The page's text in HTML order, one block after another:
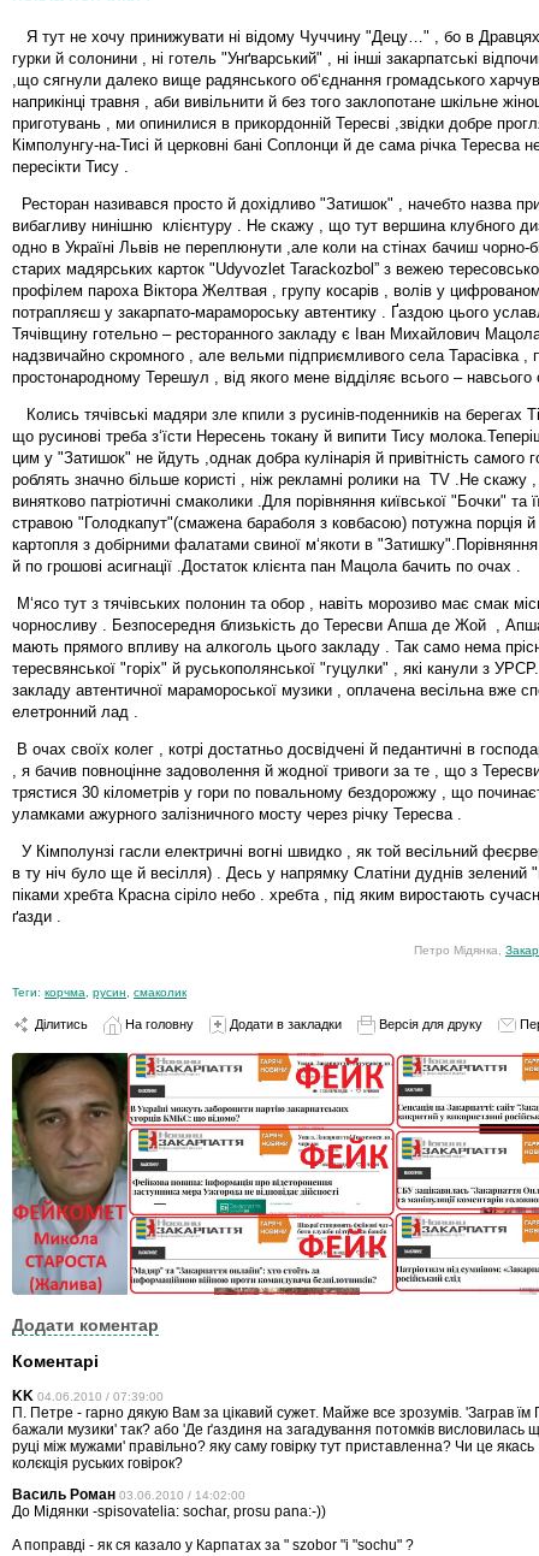
Я тут не хочу принижувати ні відому Чуччину "Децу…" , бо в
гурки й солонини , ні готель "Унґварський" , ні інші закарпатські
,що сягнули далеко вище радянського об‘єднання громадського
наприкінці травня , аби вивільнити й без того заклопотане шкільне
приготувань , ми опинилися в прикордонній Тересві ,звідки добре
Кімполунгу-на-Тисі й церковні бані Соплонци й де сама річка Тересва
пересікти Тису .
Ресторан називався просто й дохідливо "Затишок" , начебто назва
вибагливу нинішню клієнтуру . Не скажу , що тут вершина клубного
одно в Україні Львів не переплюнути ,але коли на стінах бачиш чорно-
старих мадярських карток "Udyvozlet Tarackozbol” з вежею
профілем пароха Віктора Желтвая , групу косарів , волів у
потрапляєш у закарпато-марамороську автентику . Ґаздою цього
Тячівщину готельно – ресторанного закладу є Іван Михайлович
надзвичайно скромного , але вельми підприємливого села Тарасівка ,
простонародному Терешул , від якого мене відділяє всього – навсього
Колись тячівські мадяри зле кпили з русинів-поденників на берегах
що русинові треба з‘їсти Нересень токану й випити Тису
цим у "Затишок" не йдуть ,однак добра кулінарія й привітність самого
роблять значно більше користі , ніж рекламні ролики на TV .Не
винятково патріотичні смаколики .Для порівняння київської "Бочки" та
стравою "Голодкапут"(смажена бараболя з ковбасою) потужна порція
картопля з добірними фалатами свиної м‘якоти в
й по грошові асигнації .Достаток клієнта пан Мацола бачить по очах .
М‘ясо тут з тячівських полонин та обор , навіть морозиво має смак
чорносливу . Безпосередня близькість до Тересви Апша де Жой ,
мають прямого впливу на алкоголь цього закладу . Так само нема
тересвянської "горіх" й руськополянської "гуцулки" , які канули з
закладу автентичної марамороської музики , оплачена весільна вже
елетронний лад .
В очах своїх колег , котрі достатньо досвідчені й педантичні в
, я бачив повноцінне задоволення й жодної тривоги за те , що з
трястися 30 кілометрів у гори по повальному бездорожжу , що
уламками ажурного залізничного мосту через річку Тересва .
У Кімполунзі гасли електричні вогні швидко , як той весільний
в ту ніч було ще й весілля) . Десь у напрямку Слатіни дуднів зелений
піками хребта Красна сіріло небо . хребта , під яким виростають
ґазди .
Петро Мідянка,
Теги: корчма русин смаколик
Ділитись На головну Додати в закладки Версія для друку
Додати коментар
Коментарі
KK 04.06.2010 / 07:39:00
П. Петре - гарно дякую Вам за цікавий сужет. Майже все зрозумів. 'Заграв їм
бажали музики' так? або 'Де ґаздиня на загадування потомків висловилась
руці між мужами' правільно? яку саму говірку тут приставленна? Чи це
колєкція руських говірок?
Василь Роман 03.06.2010 / 14:02:00
До Мідянки -spisovatelia: sochar, prosu pana:-))
A поправді - як ся казало у Карпатах за " szobor "i "sochu" ?